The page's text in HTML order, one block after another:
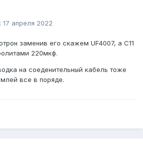
17 апреля 2022
заменив его скажем UF4007, а С11
220мкф.
на соеденительный кабель тоже
все в поряде.